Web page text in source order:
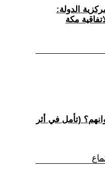
الدولة:
مكة
(تأمل في أثر